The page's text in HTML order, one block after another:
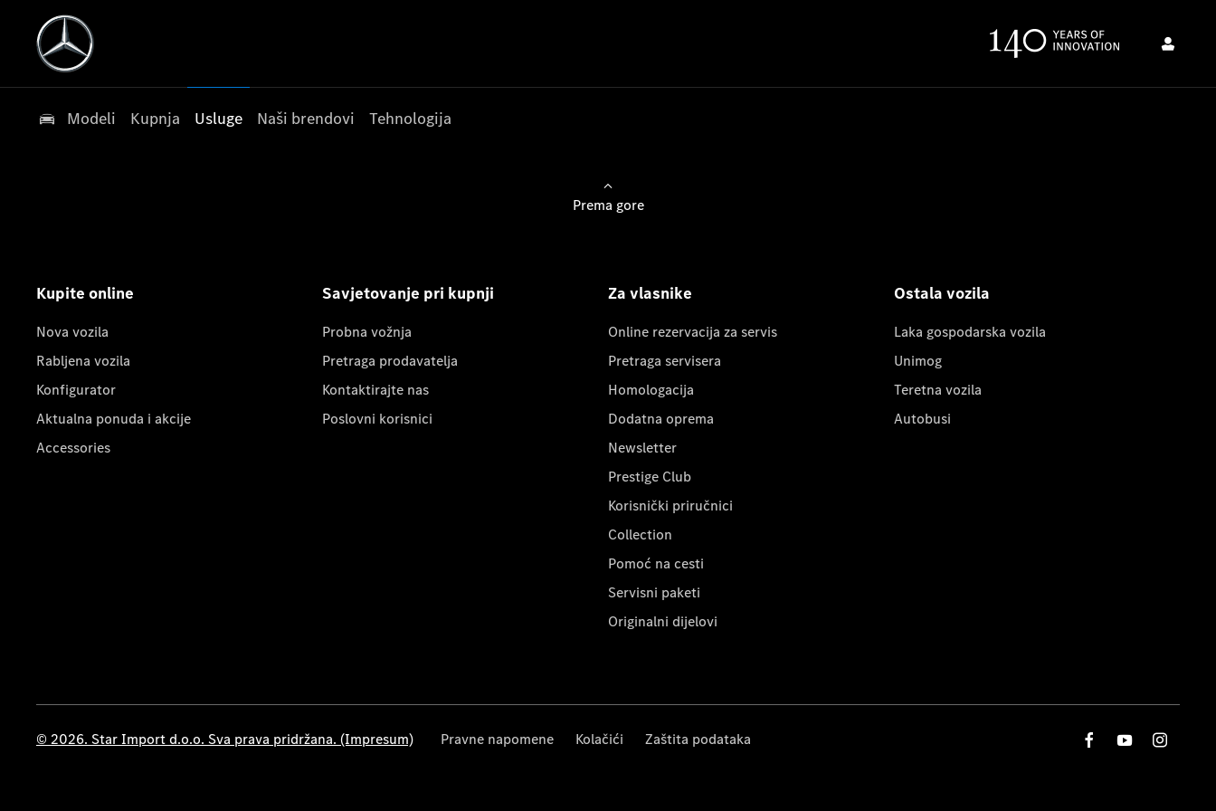
Modeli Kupnja Usluge Naši brendovi Tehnologija
Prema gore
Kupite online
Nova vozila
Rabljena vozila
Konfigurator
Aktualna ponuda i akcije
Accessories
Savjetovanje pri kupnji
Probna vožnja
Pretraga prodavatelja
Kontaktirajte nas
Poslovni korisnici
Za vlasnike
Online rezervacija za servis
Pretraga servisera
Homologacija
Dodatna oprema
Newsletter
Prestige Club
Korisnički priručnici
Collection
Pomoć na cesti
Servisni paketi
Originalni dijelovi
Ostala vozila
Laka gospodarska vozila
Unimog
Teretna vozila
Autobusi
© 2026. Star Import d.o.o. Sva prava pridržana. (Impresum) Pravne napomene Kolačići Zaštita podataka